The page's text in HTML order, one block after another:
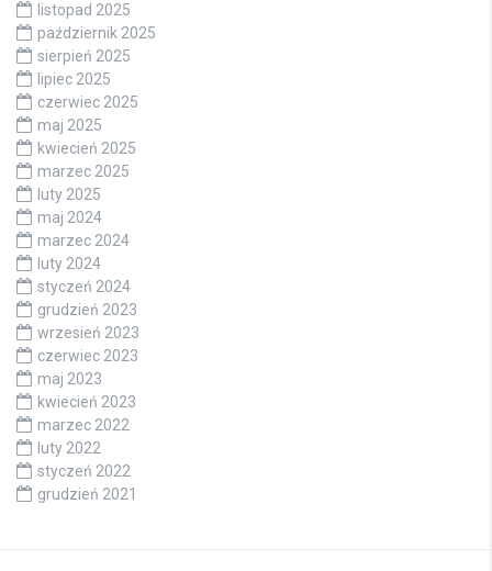
listopad 2025
październik 2025
sierpień 2025
lipiec 2025
czerwiec 2025
maj 2025
kwiecień 2025
marzec 2025
luty 2025
maj 2024
marzec 2024
luty 2024
styczeń 2024
grudzień 2023
wrzesień 2023
czerwiec 2023
maj 2023
kwiecień 2023
marzec 2022
luty 2022
styczeń 2022
grudzień 2021